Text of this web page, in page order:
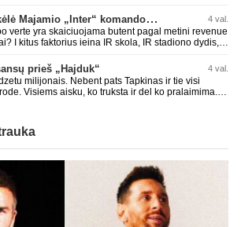
L. Messi gerokai pakėlė Majamio „Inter“ komandos vertę 4 val.
verte yra skaiciuojama butent pagal metini revenue
I kitus faktorius ieina IR skola, IR stadiono dydis,
rekordini 1.1B revenue, kas stipriai prisidejo prie
siemet. Be to, tie 200 pamineti cia yra visiskai
mylimas D. prasneko apie klubo vertes kelima, arba
prieš „Hajduk“ 4 val.
milijonais. Nebent pats Tapkinas ir tie visi
Visiems aisku, ko truksta ir del ko pralaimima.
Aciu, mercys, lauksim wilno grietineles
lygoje 20 tukst. stadione...jei makleriui tapinui